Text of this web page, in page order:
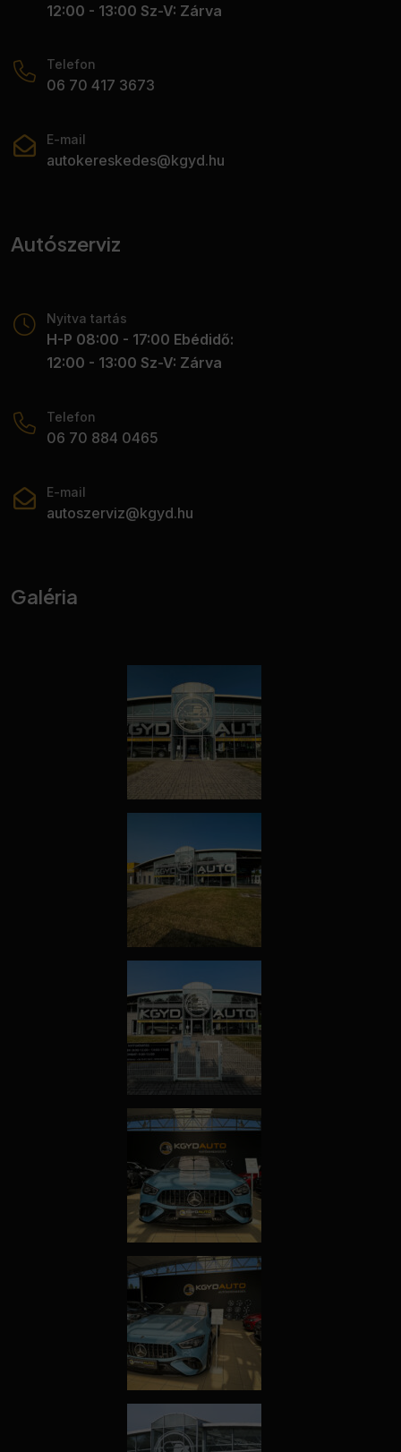
12:00 - 13:00 Sz-V: Zárva
Telefon
06 70 417 3673
E-mail
autokereskedes@kgyd.hu
Autószerviz
Nyitva tartás
H-P 08:00 - 17:00 Ebédidő:
12:00 - 13:00 Sz-V: Zárva
Telefon
06 70 884 0465
E-mail
autoszerviz@kgyd.hu
Galéria